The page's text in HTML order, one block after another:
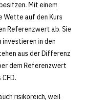
Mit einem
Wette auf den Kurs
Referenzwert ab. Sie
in den
aus der Differenz
dem Referenzwert
risikoreich, weil